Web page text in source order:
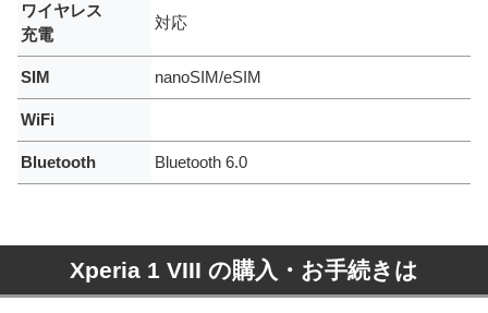
ワイヤレス
充電
対応
SIM nanoSIM/eSIM
WiFi
Bluetooth Bluetooth 6.0
Xperia 1 VIII の購入・お手続きは